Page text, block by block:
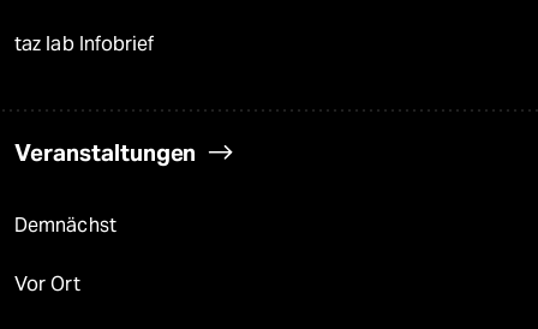
taz lab Infobrief
Veranstaltungen
Demnächst
Vor Ort